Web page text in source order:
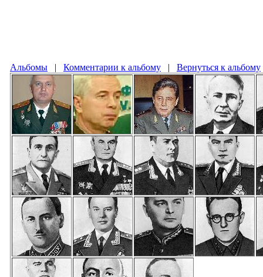
Альбомы | Комментарии к альбому | Вернуться к альбому